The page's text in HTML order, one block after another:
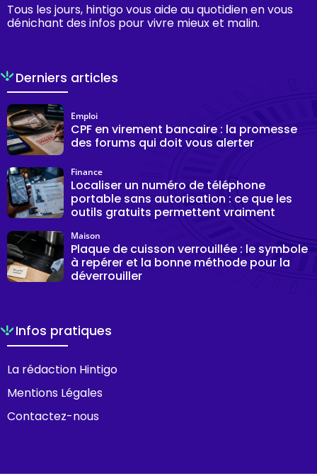
Tous les jours, hintigo vous aide au quotidien en vous
dénichant des infos pour vivre mieux et malin.
Derniers articles
CPF en virement bancaire : la promesse
des forums qui doit vous alerter
Emploi
Localiser un numéro de téléphone
portable sans autorisation : ce que les
outils gratuits permettent vraiment
Finance
Plaque de cuisson verrouillée : le symbole
à repérer et la bonne méthode pour la
déverrouiller
Maison
Infos pratiques
La rédaction Hintigo
Mentions Légales
Contactez-nous